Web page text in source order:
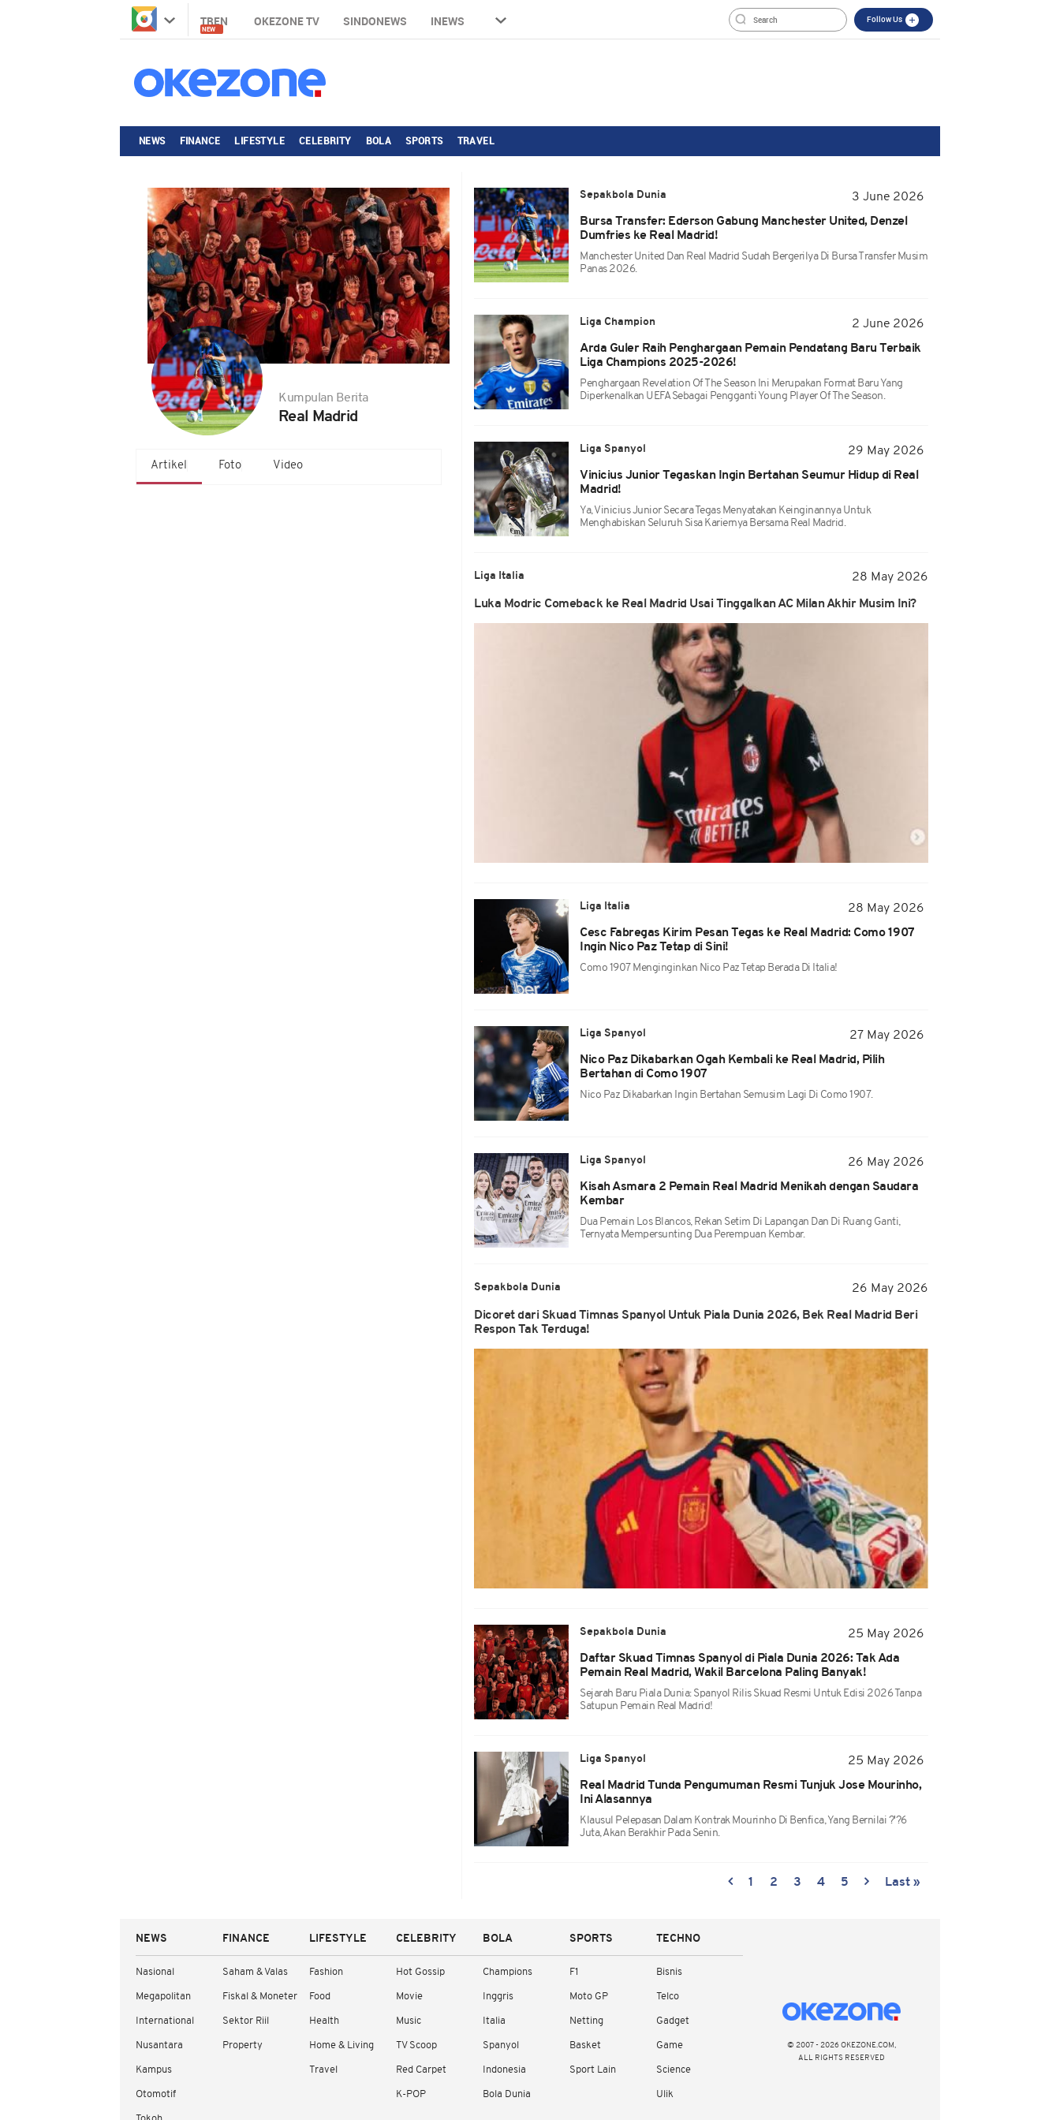
TREN
NEW
OKEZONE TV SINDONEWS INEWS Follow Us
NEWS FINANCE LIFESTYLE CELEBRITY BOLA SPORTS TRAVEL
Kumpulan Berita
Real Madrid
Artikel Foto Video
Sepakbola Dunia
3 June 2026
Bursa Transfer: Ederson Gabung Manchester United, Denzel
Dumfries ke Real Madrid!
Manchester United Dan Real Madrid Sudah Bergerilya Di Bursa Transfer Musim
Panas 2026.
Liga Champion
2 June 2026
Arda Guler Raih Penghargaan Pemain Pendatang Baru Terbaik
Liga Champions 2025-2026!
Penghargaan Revelation Of The Season Ini Merupakan Format Baru Yang
Diperkenalkan UEFA Sebagai Pengganti Young Player Of The Season.
Liga Spanyol
29 May 2026
Vinicius Junior Tegaskan Ingin Bertahan Seumur Hidup di Real
Madrid!
Ya, Vinicius Junior Secara Tegas Menyatakan Keinginannya Untuk
Menghabiskan Seluruh Sisa Kariernya Bersama Real Madrid.
Liga Italia 28 May 2026
Luka Modric Comeback ke Real Madrid Usai Tinggalkan AC Milan Akhir Musim Ini?
Liga Italia
28 May 2026
Cesc Fabregas Kirim Pesan Tegas ke Real Madrid: Como 1907
Ingin Nico Paz Tetap di Sini!
Como 1907 Menginginkan Nico Paz Tetap Berada Di Italia!
Liga Spanyol
27 May 2026
Nico Paz Dikabarkan Ogah Kembali ke Real Madrid, Pilih
Bertahan di Como 1907
Nico Paz Dikabarkan Ingin Bertahan Semusim Lagi Di Como 1907.
Liga Spanyol
26 May 2026
Kisah Asmara 2 Pemain Real Madrid Menikah dengan Saudara
Kembar
Dua Pemain Los Blancos, Rekan Setim Di Lapangan Dan Di Ruang Ganti,
Ternyata Mempersunting Dua Perempuan Kembar.
Sepakbola Dunia 26 May 2026
Dicoret dari Skuad Timnas Spanyol Untuk Piala Dunia 2026, Bek Real Madrid Beri
Respon Tak Terduga!
Sepakbola Dunia
25 May 2026
Daftar Skuad Timnas Spanyol di Piala Dunia 2026: Tak Ada
Pemain Real Madrid, Wakil Barcelona Paling Banyak!
Sejarah Baru Piala Dunia: Spanyol Rilis Skuad Resmi Untuk Edisi 2026 Tanpa
Satupun Pemain Real Madrid!
Liga Spanyol
25 May 2026
Real Madrid Tunda Pengumuman Resmi Tunjuk Jose Mourinho,
Ini Alasannya
Klausul Pelepasan Dalam Kontrak Mourinho Di Benfica, Yang Bernilai ?'?6
Juta, Akan Berakhir Pada Senin.
1 2 3 4 5 Last »
NEWS
Nasional
Megapolitan
International
Nusantara
Kampus
Otomotif
FINANCE
Saham & Valas
Fiskal & Moneter
Sektor Riil
Property
LIFESTYLE
Fashion
Food
Health
Home & Living
Travel
CELEBRITY
Hot Gossip
Movie
Music
TV Scoop
Red Carpet
K-POP
BOLA
Champions
Inggris
Italia
Spanyol
Indonesia
Bola Dunia
SPORTS
F1
Moto GP
Netting
Basket
Sport Lain
TECHNO
Bisnis
Telco
Gadget
Game
Science
Ulik
© 2007 - 2026 OKEZONE.COM,
ALL RIGHTS RESERVED